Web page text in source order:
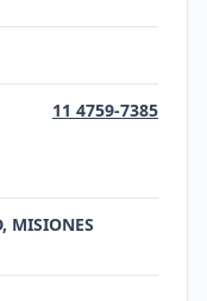
11 4759-7385
MISIONES